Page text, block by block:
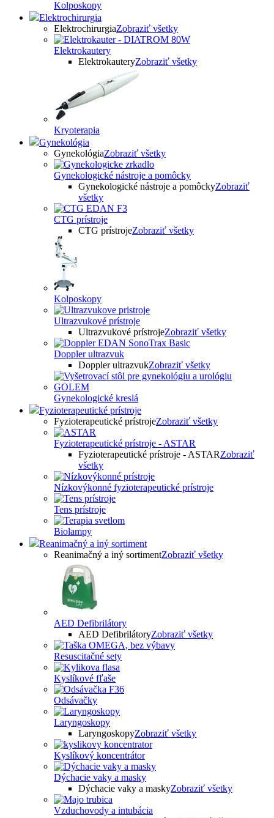
Kolposkopy
Elektrochirurgia
ElektrochirurgiaZobraziť všetky
Elektrokautery
ElektrokauteryZobraziť všetky
Kryoterapia
Gynekológia
GynekológiaZobraziť všetky
Gynekologické nástroje a pomôcky
Gynekologické nástroje a pomôckyZobraziť
všetky
CTG prístroje
CTG prístrojeZobraziť všetky
Kolposkopy
Ultrazvukové prístroje
Ultrazvukové prístrojeZobraziť všetky
Doppler ultrazvuk
Doppler ultrazvukZobraziť všetky
Gynekologické kreslá
Fyzioterapeutické prístroje
Fyzioterapeutické prístrojeZobraziť všetky
Fyzioterapeutické prístroje - ASTAR
Fyzioterapeutické prístroje - ASTARZobraziť
všetky
Nízkovýkonné fyzioterapeutické prístroje
Tens prístroje
Biolampy
Reanimačný a iný sortiment
Reanimačný a iný sortimentZobraziť všetky
AED Defibrilátory
AED DefibrilátoryZobraziť všetky
Resuscitačné sety
Kyslíkové fľaše
Odsávačky
Laryngoskopy
LaryngoskopyZobraziť všetky
Kyslíkový koncentrátor
Dýchacie vaky a masky
Dýchacie vaky a maskyZobraziť všetky
Vzduchovody a intubácia